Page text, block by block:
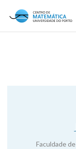
content
Faculdade